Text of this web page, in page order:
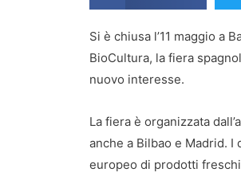
Si è chiusa l’11 maggio a
BioCultura, la fiera
nuovo interesse.
La fiera è organizzata
anche a Bilbao e Madrid.
europeo di prodotti